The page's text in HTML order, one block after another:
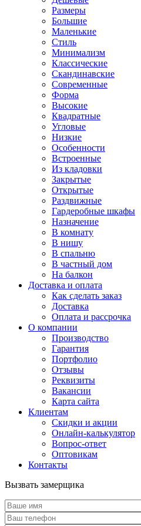
Размеры
Большие
Маленькие
Стиль
Минимализм
Классические
Скандинавские
Современные
Форма
Высокие
Квадратные
Угловые
Низкие
Особенности
Встроенные
Из кладовки
Закрытые
Открытые
Раздвижные
Гардеробные шкафы
Назначение
В комнату
В нишу
В спальню
В частный дом
На балкон
Доставка и оплата
Как сделать заказ
Доставка
Оплата и рассрочка
О компании
Производство
Гарантия
Портфолио
Отзывы
Реквизиты
Вакансии
Карта сайта
Клиентам
Скидки и акции
Онлайн-калькулятор
Вопрос-ответ
Оптовикам
Контакты
Вызвать замерщика